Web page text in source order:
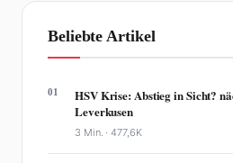
Beliebte Artikel
01
HSV Krise: Abstieg in Sicht?
Leverkusen
3 Min. ·477,6K